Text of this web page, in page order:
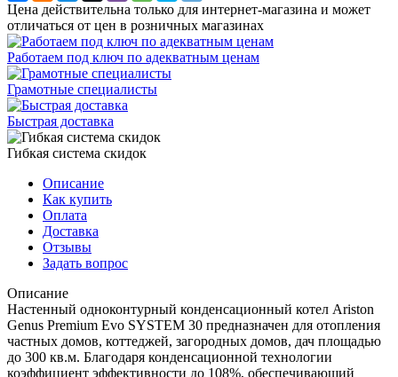
Цена действительна только для интернет-магазина и может
отличаться от цен в розничных магазинах
Работаем под ключ по адекватным ценам
Грамотные специалисты
Быстрая доставка
Гибкая система скидок
Описание
Как купить
Оплата
Доставка
Отзывы
Задать вопрос
Описание
Настенный одноконтурный конденсационный котел Ariston
Genus Premium Evo SYSTEM 30 предназначен для отопления
частных домов, коттеджей, загородных домов, дач площадью
до 300 кв.м. Благодаря конденсационной технологии
коэффициент эффективности до 108%, обеспечивающий